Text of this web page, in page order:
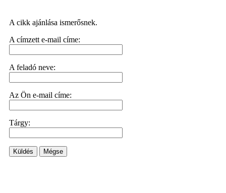
A cikk ajánlása ismerősnek.
A címzett e-mail címe:
A feladó neve:
Az Ön e-mail címe:
Tárgy:
Küldés Mégse